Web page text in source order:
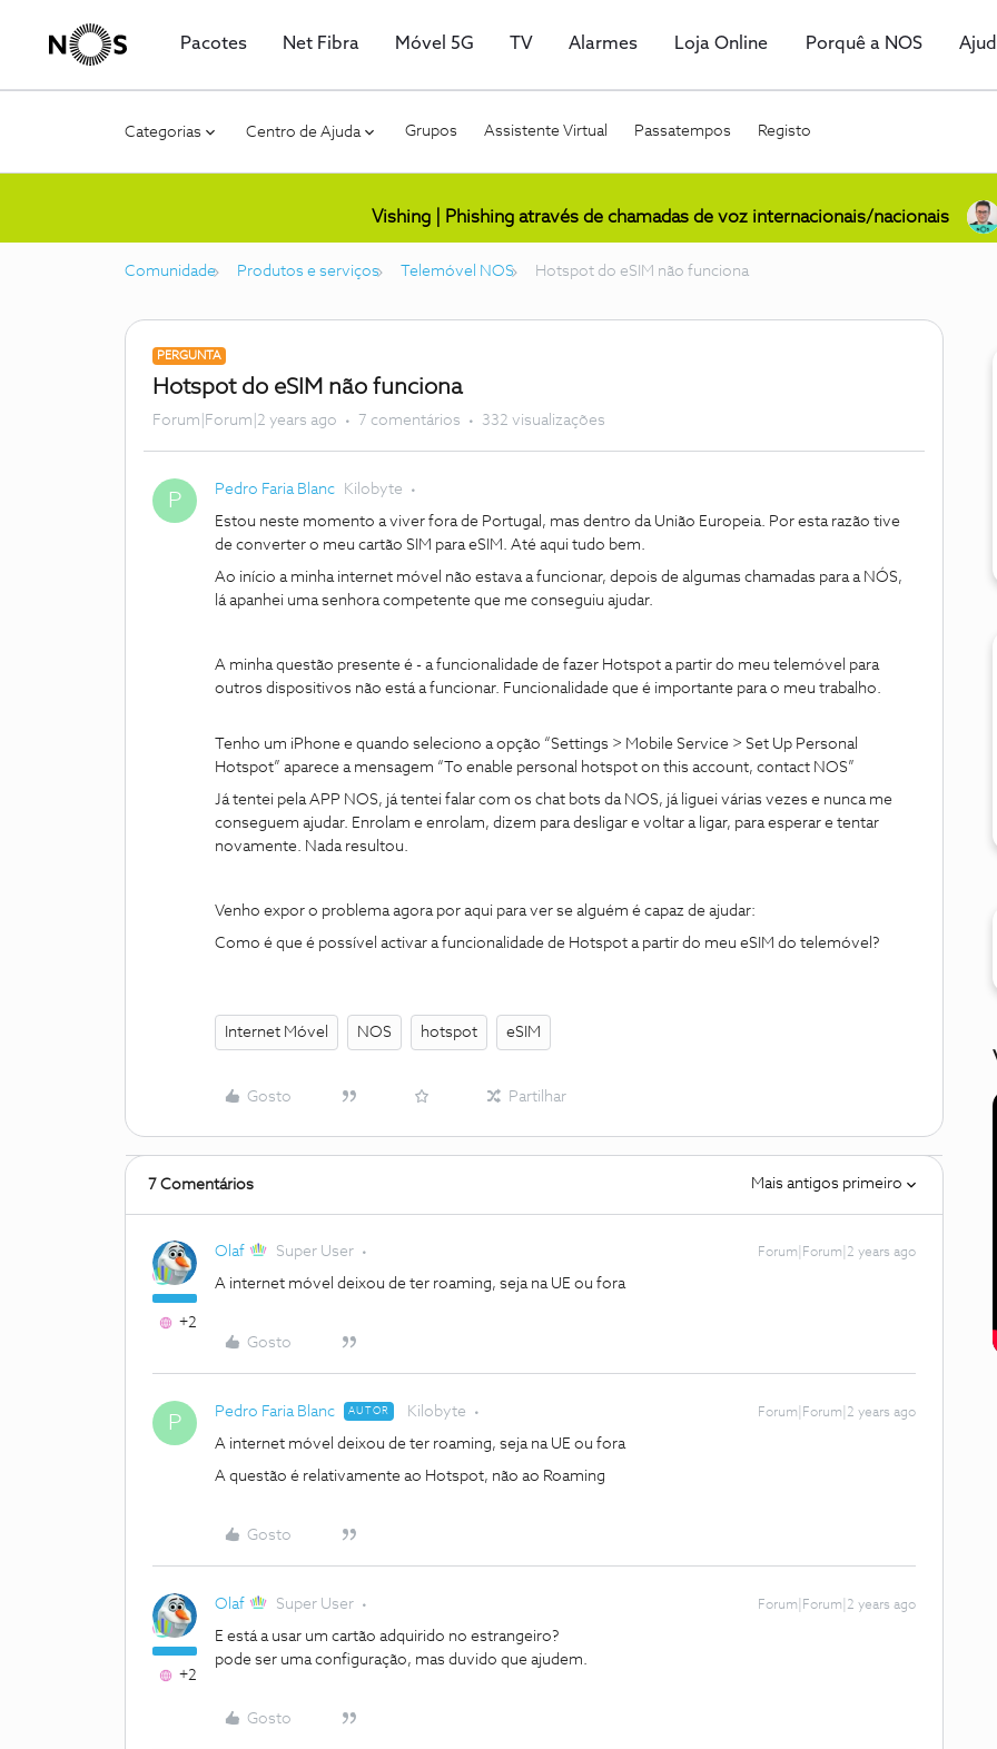
Pacotes Net Fibra Móvel 5G TV Alarmes Loja Online Porquê a NOS
Categorias Centro de Ajuda Grupos Assistente Virtual Passatempos Registo
Vishing | Phishing através de chamadas de voz internacionais/nacionais
Comunidade Produtos e serviços Telemóvel NOS Hotspot do eSIM não funciona
PERGUNTA
Hotspot do eSIM não funciona
Forum|Forum|2 years ago 7 comentários 332 visualizações
P Pedro Faria Blanc Kilobyte
Estou neste momento a viver fora de Portugal, mas dentro da União Europeia. Por esta razão tive
de converter o meu cartão SIM para eSIM. Até aqui tudo bem.
Ao início a minha internet móvel não estava a funcionar, depois de algumas chamadas para a NÓS,
lá apanhei uma senhora competente que me conseguiu ajudar.
A minha questão presente é - a funcionalidade de fazer Hotspot a partir do meu telemóvel para
outros dispositivos não está a funcionar. Funcionalidade que é importante para o meu trabalho.
Tenho um iPhone e quando seleciono a opção “Settings > Mobile Service > Set Up Personal
Hotspot” aparece a mensagem “To enable personal hotspot on this account, contact NOS”
Já tentei pela APP NOS, já tentei falar com os chat bots da NOS, já liguei várias vezes e nunca me
conseguem ajudar. Enrolam e enrolam, dizem para desligar e voltar a ligar, para esperar e tentar
novamente. Nada resultou.
Venho expor o problema agora por aqui para ver se alguém é capaz de ajudar:
Como é que é possível activar a funcionalidade de Hotspot a partir do meu eSIM do telemóvel?
Internet Móvel NOS hotspot eSIM
Gosto Partilhar
7 Comentários Mais antigos primeiro
+2
Olaf Super User Forum|Forum|2 years ago
A internet móvel deixou de ter roaming, seja na UE ou fora
Gosto
P Pedro Faria Blanc AUTOR Kilobyte Forum|Forum|2 years ago
A internet móvel deixou de ter roaming, seja na UE ou fora
A questão é relativamente ao Hotspot, não ao Roaming
Gosto
+2
Olaf Super User Forum|Forum|2 years ago
E está a usar um cartão adquirido no estrangeiro?
pode ser uma configuração, mas duvido que ajudem.
Gosto